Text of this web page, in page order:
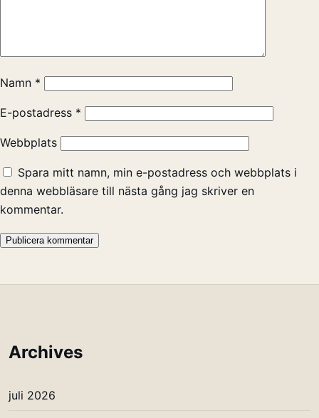
Namn *
E-postadress *
Webbplats
Spara mitt namn, min e-postadress och webbplats i
denna webbläsare till nästa gång jag skriver en
kommentar.
Archives
juli 2026